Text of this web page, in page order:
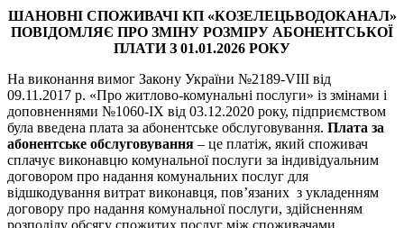
ШАНОВНІ СПОЖИВАЧІ КП«КОЗЕЛЕЦЬВОДОКАНАЛ»
ПОВІДОМЛЯЄ ПРО ЗМІНУ РОЗМІРУ АБОНЕНТСЬКОЇ
ПЛАТИЗ 01.01.2026 РОКУ
На виконання вимог Закону України №2189-VIII від
09.11.2017 р. «Про житлово-комунальні послуги» із змінами і
доповненнями №1060-IX від 03.12.2020 року, підприємством
була введена плата за абонентське обслуговування. Плата за
абонентське обслуговування – це платіж, який споживач
сплачує виконавцю комунальної послуги за індивідуальним
договором про надання комунальних послуг для
відшкодування витрат виконавця, пов’язаних з укладенням
договору про надання комунальної послуги, здійсненням